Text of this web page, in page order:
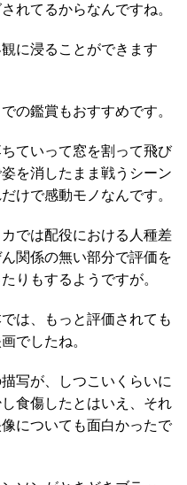
れてるからなんですね。
に浸ることができます
の鑑賞もおすすめです。
ていって窓を割って飛び
を消したまま戦うシーン
けで感動モノなんです。
では配役における人種差
関係の無い部分で評価を
りもするようですが。
は、もっと評価されても
でしたね。
写が、しつこいくらいに
食傷したとはいえ、それ
についても面白かったで